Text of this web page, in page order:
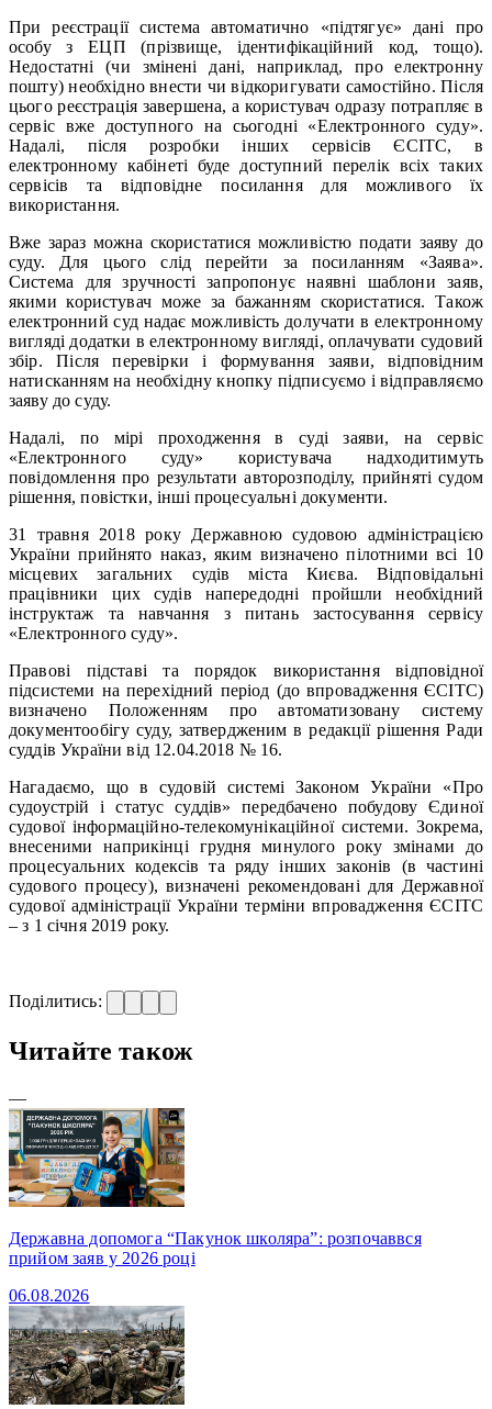
При реєстрації система автоматично «підтягує» дані про
особу з ЕЦП (прізвище, ідентифікаційний код, тощо).
Недостатні (чи змінені дані, наприклад, про електронну
пошту) необхідно внести чи відкоригувати самостійно. Після
цього реєстрація завершена, а користувач одразу потрапляє в
сервіс вже доступного на сьогодні «Електронного суду».
Надалі, після розробки інших сервісів ЄСІТС, в
електронному кабінеті буде доступний перелік всіх таких
сервісів та відповідне посилання для можливого їх
використання.
Вже зараз можна скористатися можливістю подати заяву до
суду. Для цього слід перейти за посиланням «Заява».
Система для зручності запропонує наявні шаблони заяв,
якими користувач може за бажанням скористатися. Також
електронний суд надає можливість долучати в електронному
вигляді додатки в електронному вигляді, оплачувати судовий
збір. Після перевірки і формування заяви, відповідним
натисканням на необхідну кнопку підписуємо і відправляємо
заяву до суду.
Надалі, по мірі проходження в суді заяви, на сервіс
«Електронного суду» користувача надходитимуть
повідомлення про результати авторозподілу, прийняті судом
рішення, повістки, інші процесуальні документи.
31 травня 2018 року Державною судовою адміністрацією
України прийнято наказ, яким визначено пілотними всі 10
місцевих загальних судів міста Києва. Відповідальні
працівники цих судів напередодні пройшли необхідний
інструктаж та навчання з питань застосування сервісу
«Електронного суду».
Правові підставі та порядок використання відповідної
підсистеми на перехідний період (до впровадження ЄСІТС)
визначено Положенням про автоматизовану систему
документообігу суду, затвердженим в редакції рішення Ради
суддів України від 12.04.2018 № 16.
Нагадаємо, що в судовій системі Законом України «Про
судоустрій і статус суддів» передбачено побудову Єдиної
судової інформаційно-телекомунікаційної системи. Зокрема,
внесеними наприкінці грудня минулого року змінами до
процесуальних кодексів та ряду інших законів (в частині
судового процесу), визначені рекомендовані для Державної
судової адміністрації України терміни впровадження ЄСІТС
– з 1 січня 2019 року.
Поділитись:
Читайте також
—
Державна допомога “Пакунок школяра”: розпочаввся
прийом заяв у 2026 році
06.08.2026